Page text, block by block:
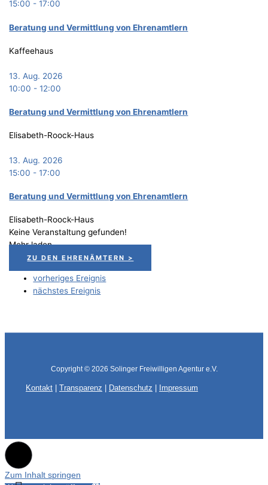
15:00 -17:00
Bera­tung und Ver­mitt­lung von Ehrenamtlern
Kaffeehaus
13. Aug. 2026
10:00 -12:00
Bera­tung und Ver­mitt­lung von Ehrenamtlern
Elisabeth-Roock-Haus
13. Aug. 2026
15:00 -17:00
Bera­tung und Ver­mitt­lung von Ehrenamtlern
Elisabeth-Roock-Haus
Keine Veranstaltung gefunden!
Mehr laden
ZU DEN EHRENÄMTERN >
vorheriges Ereignis
nächstes Ereignis
Copyright © 2026 Solinger Freiwilligen Agentur e.V.
Kontakt Transparenz Datenschutz Impressum
Zum Inhalt springen